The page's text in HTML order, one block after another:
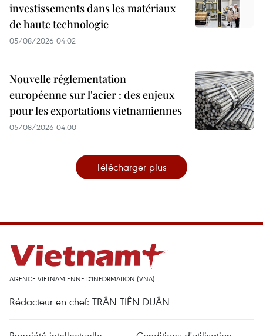
investissements dans les matériaux
de haute technologie
05/08/2026 04:02
Nouvelle réglementation
européenne sur l'acier : des enjeux
pour les exportations vietnamiennes
05/08/2026 04:00
Télécharger plus
AGENCE VIETNAMIENNE D'INFORMATION (VNA)
Rédacteur en chef: TRÂN TIÊN DUÂN